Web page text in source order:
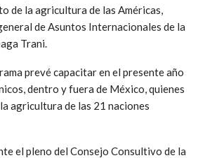
de la agricultura de las Américas,
de Asuntos Internacionales de la
Trani.
prevé capacitar en el presente año
dentro y fuera de México, quienes
agricultura de las 21 naciones
el pleno del Consejo Consultivo de la